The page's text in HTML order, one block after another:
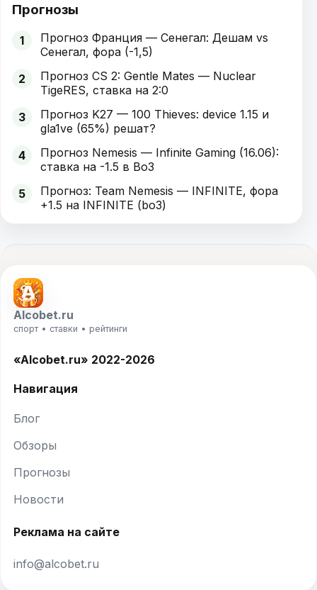
Прогнозы
1
Прогноз Франция — Сенегал: Дешам vs
Сенегал, фора (-1,5)
2
Прогноз CS 2: Gentle Mates — Nuclear
TigeRES, ставка на 2:0
3
Прогноз K27 — 100 Thieves: device 1.15 и
gla1ve (65%) решат?
4
Прогноз Nemesis — Infinite Gaming (16.06):
ставка на -1.5 в Bo3
5
Прогноз: Team Nemesis — INFINITE, фора
+1.5 на INFINITE (bo3)
Alcobet.ru
спорт • ставки • рейтинги
«Alcobet.ru» 2022-2026
Навигация
Блог
Обзоры
Прогнозы
Новости
Реклама на сайте
info@alcobet.ru